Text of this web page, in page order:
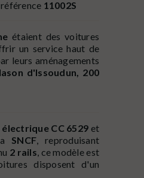
référence 11002S
étaient des voitures
un service haut de
leurs aménagements
d'Issoudun, 200
CC 6529 et
SNCF , reproduisant
2 rails , ce modèle est
disposent d'un